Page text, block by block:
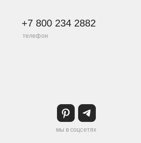
+7 800 234 2882
телефон
мы в соцсетях